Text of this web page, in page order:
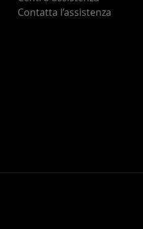
Contatta l’assistenza